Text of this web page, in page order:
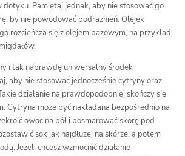
dotyku. Pamiętaj jednak, aby nie stosować go
by nie powodować podrażnień. Olejek
rozcieńcza się z olejem bazowym, na przykład
i tak naprawdę uniwersalny środek
aby nie stosować jednocześnie cytryny oraz
działanie najprawdopodobniej skończy się
Cytryna może być nakładana bezpośrednio na
owoc na pół i posmarować skórę pod
sok jak najdłużej na skórze, a potem
Jeżeli chcesz wzmocnić działanie